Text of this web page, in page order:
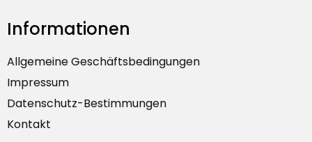
Informationen
Allgemeine Geschäftsbedingungen
Impressum
Datenschutz-Bestimmungen
Kontakt